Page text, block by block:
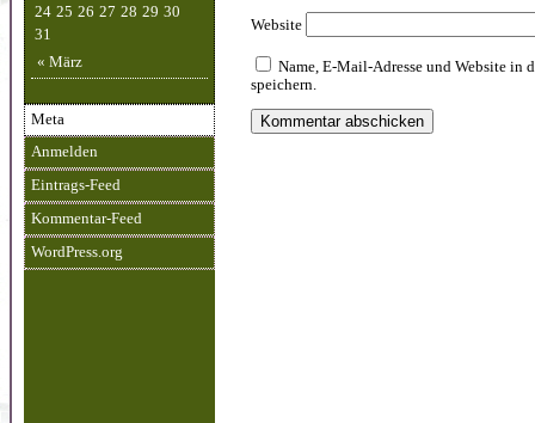
24 25 26 27 28 29 30
31
« März
Meta
Anmelden
Eintrags-Feed
Kommentar-Feed
WordPress.org
Website
Name, E-Mail-Adresse und Website in
speichern.